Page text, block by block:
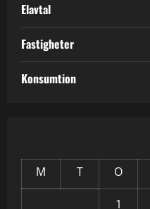
Elavtal
Fastigheter
Konsumtion
M T O
1